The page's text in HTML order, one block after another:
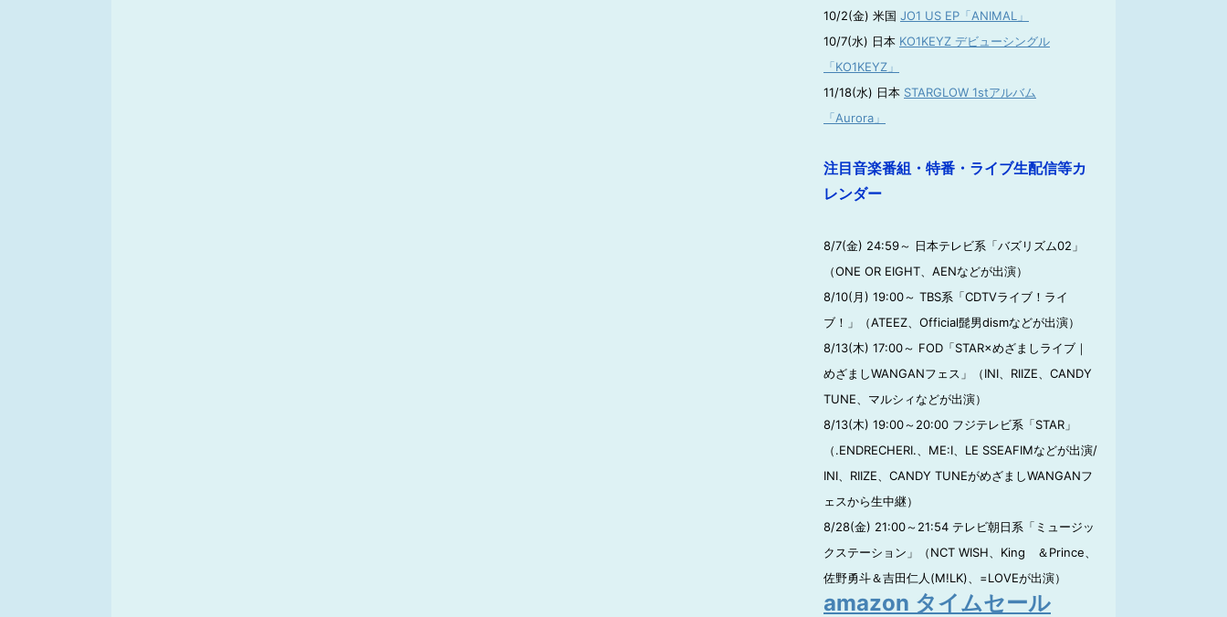
10/2(金) 米国 JO1 US EP「ANIMAL」
10/7(水) 日本 KO1KEYZ デビューシングル
「KO1KEYZ」
11/18(水) 日本 STARGLOW 1stアルバム
「Aurora」
注目音楽番組・特番・ライブ生配信等カ
レンダー
8/7(金) 24:59～ 日本テレビ系「バズリズム02」
（ONE OR EIGHT、AENなどが出演）
8/10(月) 19:00～ TBS系「CDTVライブ！ライ
ブ！」（ATEEZ、Official髭男dismなどが出演）
8/13(木) 17:00～ FOD「STAR×めざましライブ｜
めざましWANGANフェス」（INI、RIIZE、CANDY
TUNE、マルシィなどが出演）
8/13(木) 19:00～20:00 フジテレビ系「STAR」
（.ENDRECHERI.、ME:I、LE SSEAFIMなどが出演/
INI、RIIZE、CANDY TUNEがめざましWANGANフ
ェスから生中継）
8/28(金) 21:00～21:54 テレビ朝日系「ミュージッ
クステーション」（NCT WISH、King ＆Prince、
佐野勇斗＆吉田仁人(M!LK)、=LOVEが出演）
amazon タイムセール